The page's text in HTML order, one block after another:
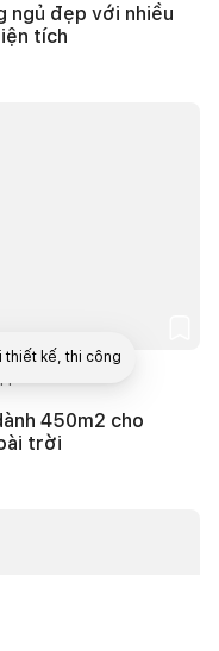
ngủ đẹp với nhiều
tích
11
450m2 cho
trời
thiết kế, thi công
hoàn thiện nhà